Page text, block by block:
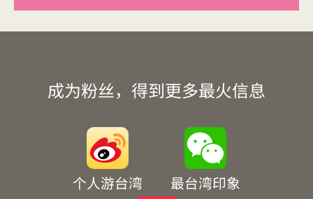
成为粉丝，得到更多最火信息
个人游台湾 最台湾印象